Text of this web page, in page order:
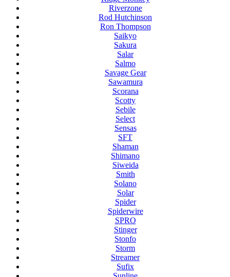
Riverzone
Rod Hutchinson
Ron Thompson
Saikyo
Sakura
Salar
Salmo
Savage Gear
Sawamura
Scorana
Scotty
Sebile
Select
Sensas
SFT
Shaman
Shimano
Siweida
Smith
Solano
Solar
Spider
Spiderwire
SPRO
Stinger
Stonfo
Storm
Streamer
Sufix